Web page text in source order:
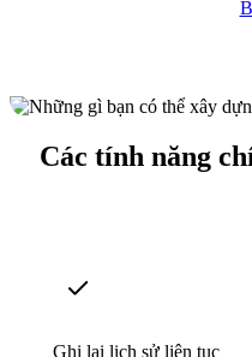
Các tính năng
Ghi lại lịch sử liên tục